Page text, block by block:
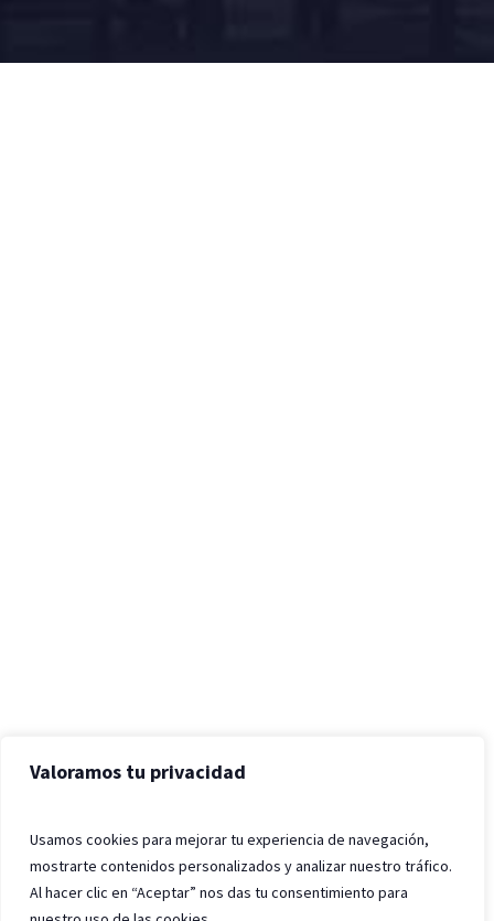
Valoramos tu privacidad
Usamos cookies para mejorar tu experiencia de navegación,
mostrarte contenidos personalizados y analizar nuestro tráfico.
Al hacer clic en “Aceptar” nos das tu consentimiento para